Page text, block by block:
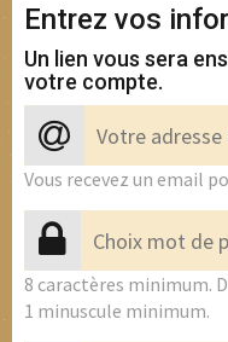
Entrez vos
Un lien vous sera
votre compte.
Vous recevez un email
8 caractères minimum.
1 minuscule minimum.